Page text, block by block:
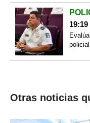
19:19
Otras noticias